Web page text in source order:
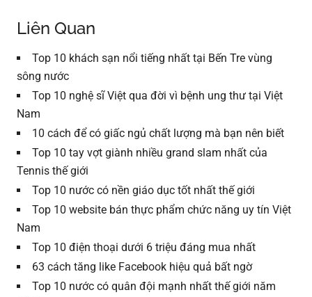
Liên Quan
Top 10 khách sạn nổi tiếng nhất tại Bến Tre vùng
sông nước
Top 10 nghệ sĩ Việt qua đời vì bệnh ung thư tại Việt
Nam
10 cách để có giấc ngủ chất lượng mà bạn nên biết
Top 10 tay vợt giành nhiều grand slam nhất của
Tennis thế giới
Top 10 nước có nền giáo dục tốt nhất thế giới
Top 10 website bán thực phẩm chức năng uy tín Việt
Nam
Top 10 điện thoại dưới 6 triệu đáng mua nhất
63 cách tăng like Facebook hiệu quả bất ngờ
Top 10 nước có quân đội mạnh nhất thế giới năm